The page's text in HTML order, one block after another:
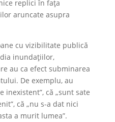
replici în fața
aruncate asupra
cu vizibilitate publică
inundațiilor,
au ca efect subminarea
De exemplu, au
inexistent”, că „sunt sate
că „nu s-a dat nici
a murit lumea”.